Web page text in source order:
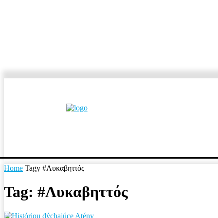
Home Tagy #Λυκαβηττός
Tag: #Λυκαβηττός